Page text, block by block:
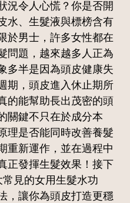
況令人心慌？你是否開
水、生髮液與標榜含有
於男士，許多女性都在
問題，越來越多人正為
多半是因為頭皮健康失
期，頭皮進入休止期所
的能幫助長出茂密的頭
關鍵不只在於成分本
理是否能同時改善養髮
重新運作，並在過程中
正發揮生髮效果！接下
見的女用生髮水功
，讓你為頭皮打造更穩